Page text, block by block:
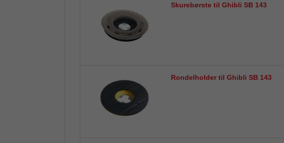
Skurebørste til Ghibli SB 143
Rondelholder til Ghibli SB 143